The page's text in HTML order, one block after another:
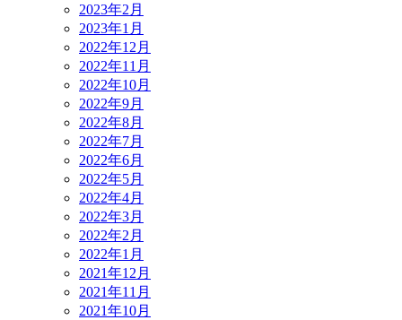
2023年2月
2023年1月
2022年12月
2022年11月
2022年10月
2022年9月
2022年8月
2022年7月
2022年6月
2022年5月
2022年4月
2022年3月
2022年2月
2022年1月
2021年12月
2021年11月
2021年10月